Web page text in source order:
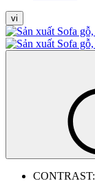
vi
CONTRAST: